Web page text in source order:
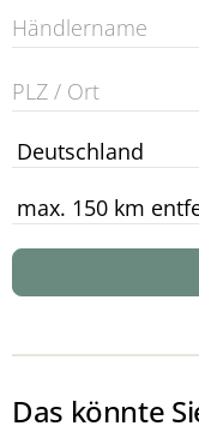
Das könnte